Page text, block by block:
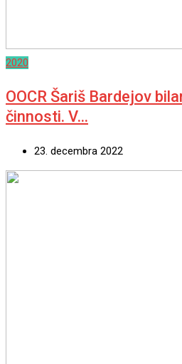
2020
OOCR Šariš Bardejov
činnosti. V…
23. decembra 2022